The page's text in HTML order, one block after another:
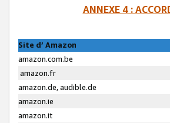
ANNEXE 4 :
Site d’ Amazon
amazon.com.be
amazon.fr
amazon.de, audible.de
amazon.ie
amazon.it